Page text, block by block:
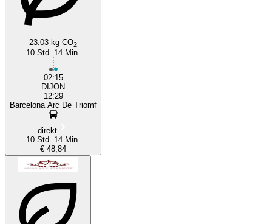
23.03 kg CO2
10 Std. 14 Min.
02:15
DIJON
12:29
Barcelona Arc De Triomf
direkt
10 Std. 14 Min.
€ 48,84